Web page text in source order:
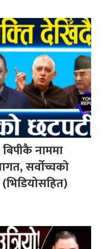
नाममा
सर्वोच्चको